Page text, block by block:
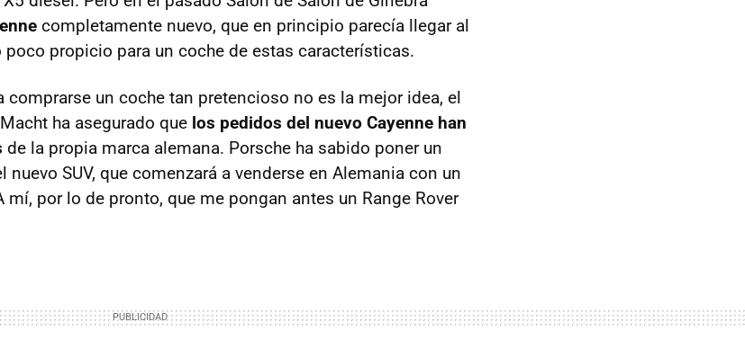
completamente nuevo, que en principio parecía llegar al
propicio para un coche de estas características.
comprarse un coche tan pretencioso no es la mejor idea, el
ha asegurado que los pedidos del nuevo Cayenne han
de la propia marca alemana. Porsche ha sabido poner un
nuevo SUV, que comenzará a venderse en Alemania con un
mí, por lo de pronto, que me pongan antes un Range Rover